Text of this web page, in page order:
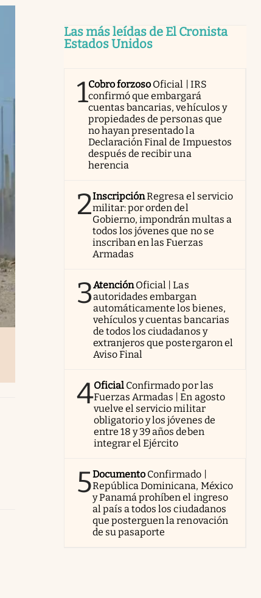
Las más leídas de El Cronista
Estados Unidos
1Cobro forzoso Oficial | IRS
confirmó que embargará
cuentas bancarias, vehículos y
propiedades de personas que
no hayan presentado la
Declaración Final de Impuestos
después de recibir una
herencia
2InscripciónRegresa el servicio
militar: por orden del
Gobierno, impondrán multas a
todos los jóvenes que no se
inscriban en las Fuerzas
Armadas
3AtenciónOficial | Las
autoridades embargan
automáticamente los bienes,
vehículos y cuentas bancarias
de todos los ciudadanos y
extranjeros que postergaron el
Aviso Final
4Oficial Confirmado por las
Fuerzas Armadas | En agosto
vuelve el servicio militar
obligatorio y los jóvenes de
entre 18 y 39 años deben
integrar el Ejército
5Documento Confirmado |
República Dominicana, México
y Panamá prohíben el ingreso
al país a todos los ciudadanos
que posterguen la renovación
de su pasaporte